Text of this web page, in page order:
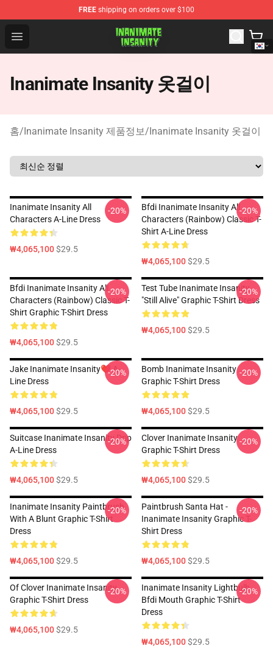
FREE shipping on orders over $100
Open menu
Inanimate Insanity Store - Official Inanimate Insanity
Inanimate Insanity 옷걸이
홈/Inanimate Insanity 제품정보/Inanimate Insanity 옷걸이
Inanimate Insanity All
Characters A-Line Dress
₩4,065,100$29.5
-20%
Bfdi Inanimate Insanity All
Characters (Rainbow) Classic T-
Shirt A-Line Dress
₩4,065,100$29.5
-20%
Bfdi Inanimate Insanity All
Characters (Rainbow) Classic T-
Shirt Graphic T-Shirt Dress
₩4,065,100$29.5
-20%
Test Tube Inanimate Insanity
"Still Alive" Graphic T-Shirt Dress
₩4,065,100$29.5
-20%
Jake Inanimate Insanity❤️ A-
Line Dress
₩4,065,100$29.5
-20%
Bomb Inanimate Insanity
Graphic T-Shirt Dress
₩4,065,100$29.5
-20%
Suitcase Inanimate Insanity Drip
A-Line Dress
₩4,065,100$29.5
-20%
Clover Inanimate Insanity
Graphic T-Shirt Dress
₩4,065,100$29.5
-20%
Inanimate Insanity Paintbrush
With A Blunt Graphic T-Shirt
Dress
₩4,065,100$29.5
-20%
Paintbrush Santa Hat -
Inanimate Insanity Graphic T-
Shirt Dress
₩4,065,100$29.5
-20%
Of Clover Inanimate Insanity
Graphic T-Shirt Dress
₩4,065,100$29.5
-20%
Inanimate Insanity Lightbulb
Bfdi Mouth Graphic T-Shirt
Dress
₩4,065,100$29.5
-20%